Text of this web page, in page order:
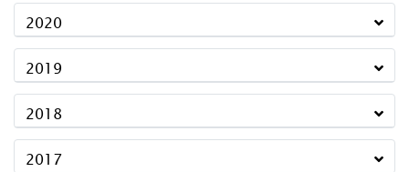
2020
2019
2018
2017